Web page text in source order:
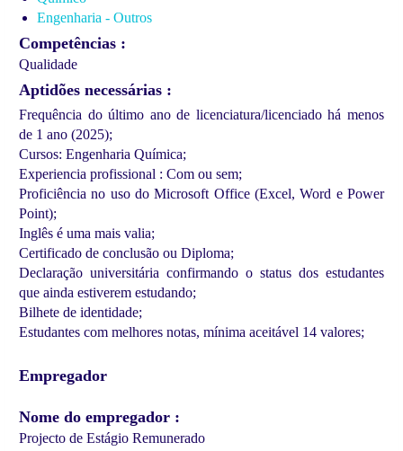
Engenharia - Outros
Competências
Qualidade
Aptidões necessárias
Frequência do último ano de licenciatura/licenciado há menos
de 1 ano (2025);
Cursos: Engenharia Química;
Experiencia profissional : Com ou sem;
Proficiência no uso do Microsoft Office (Excel, Word e Power
Point);
Inglês é uma mais valia;
Certificado de conclusão ou Diploma;
Declaração universitária confirmando o status dos estudantes
que ainda estiverem estudando;
Bilhete de identidade;
Estudantes com melhores notas, mínima aceitável 14 valores;
Empregador
Nome do empregador
Projecto de Estágio Remunerado